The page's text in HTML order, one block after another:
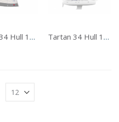
Tartan 34 Hull 125-200 Voorzeil Tartan 34 Hull 125-200 Tentwerk